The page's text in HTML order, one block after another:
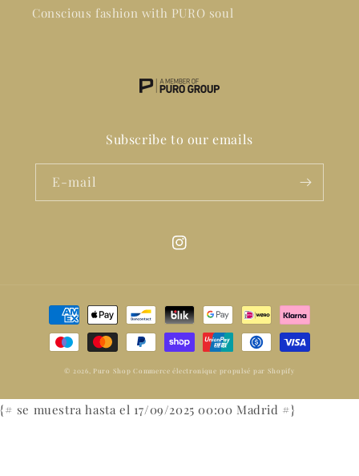
Conscious fashion with PURO soul
Subscribe to our emails
E-mail
Instagram
Moyens
paiement
© 2026, Puro Shop Commerce électronique propulsé par Shopify
{# se muestra hasta el 17/09/2025 00:00 Madrid #}